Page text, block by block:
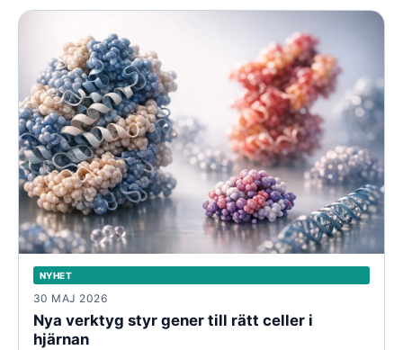
NYHET
30 MAJ 2026
Nya verktyg styr gener till rätt celler i
hjärnan